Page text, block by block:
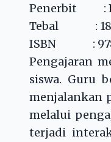
Penerbit :
Tebal :
ISBN : 978-
Pengajaran
siswa. Guru
menjalankan
melalui
terjadi